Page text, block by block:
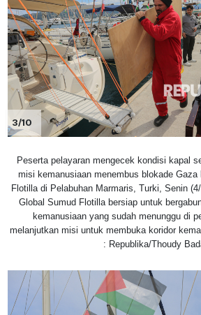
3/10
Peserta pelayaran mengecek kondisi kapal
misi kemanusiaan menembus blokade Gaza
Flotilla di Pelabuhan Marmaris, Turki, Senin
Global Sumud Flotilla bersiap untuk
kemanusiaan yang sudah menunggu di
melanjutkan misi untuk membuka koridor
: Republika/Thoudy